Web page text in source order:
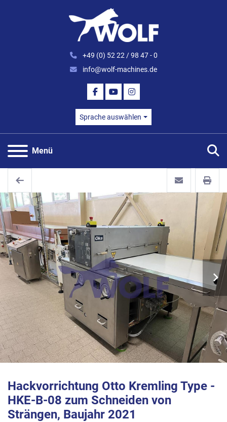
+49 (0) 52 22 / 98 47 - 0
info@wolf-machines.de
FACEBOOK
YOUTUBEINSTAGRAM
Sprache auswählen
Menü
Hackvorrichtung Otto Kremling Type -
HKE-B-08 zum Schneiden von
Strängen, Baujahr 2021